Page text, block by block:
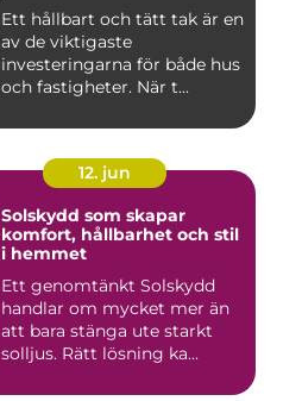
Ett hållbart och tätt tak är en
av de viktigaste
investeringarna för både hus
och fastigheter. När t...
12. jun
Solskydd som skapar
komfort, hållbarhet och stil
i hemmet
Ett genomtänkt Solskydd
handlar om mycket mer än
att bara stänga ute starkt
solljus. Rätt lösning ka...